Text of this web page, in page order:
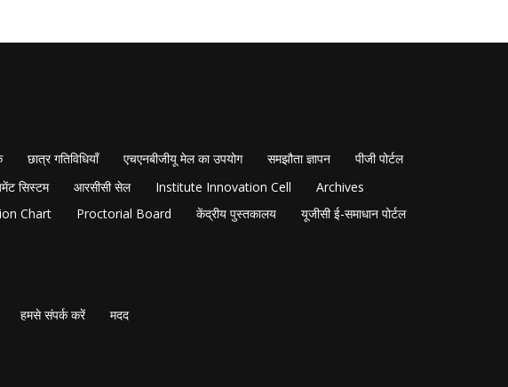
छात्र गतिविधियाँ एचएनबीजीयू मेल का उपयोग समझौता ज्ञापन
पीजी पोर्टल
सिस्टम आरसीसी सेल Institute Innovation Cell
Archives
Chart Proctorial Board केंद्रीय पुस्तकालय यूजीसी ई-समाधान पोर्टल
हमसे संपर्क करें मदद